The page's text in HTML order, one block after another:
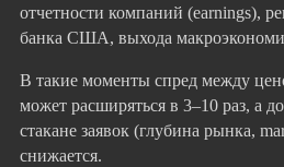
отчетности компаний (earnings),
банка США, выхода
В такие моменты спред между
может расширяться в 3–10 раз, а
стакане заявок (глубина рынка,
снижается.